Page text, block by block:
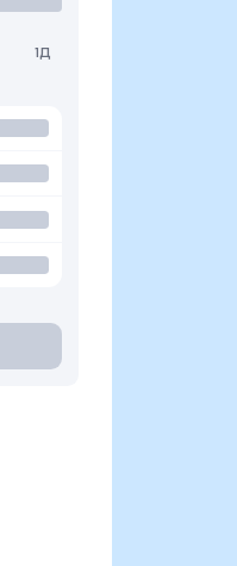
1Д